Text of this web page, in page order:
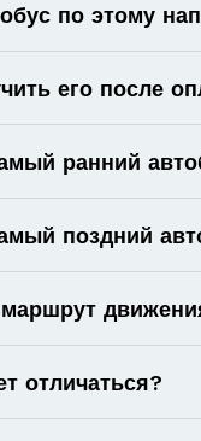
по этому
его после
ранний
поздний
отличаться?